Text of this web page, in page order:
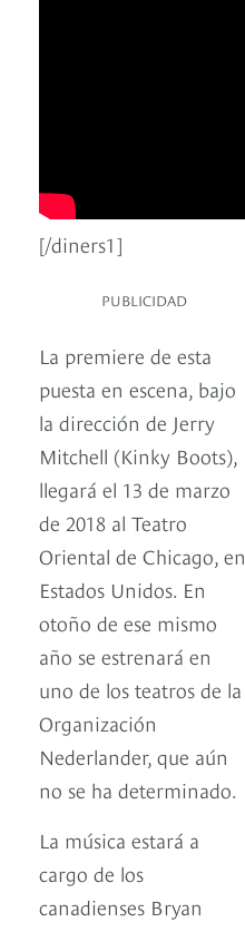
[/diners1]
PUBLICIDAD
La premiere de esta
puesta en escena, bajo
la dirección de Jerry
Mitchell (Kinky Boots),
llegará el 13 de marzo
de 2018 al Teatro
Oriental de Chicago, en
Estados Unidos. En
otoño de ese mismo
año se estrenará en
uno de los teatros de la
Organización
Nederlander, que aún
no se ha determinado.
La música estará a
cargo de los
canadienses Bryan